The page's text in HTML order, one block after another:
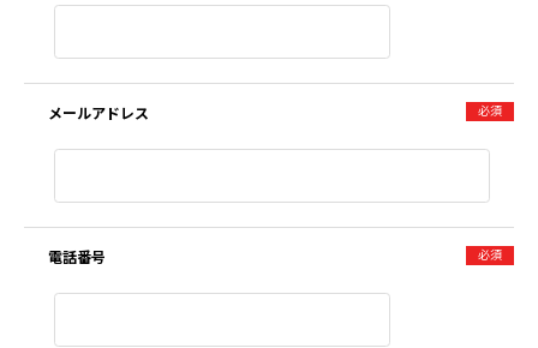
メールアドレス 必須
電話番号 必須